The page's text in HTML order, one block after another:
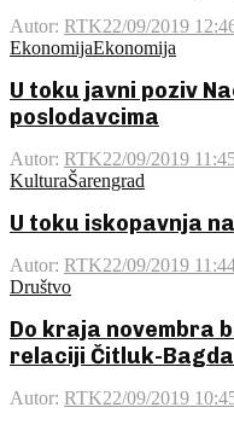
Autor: RTK22/09/2019
EkonomijaEkonomija
U toku javni poziv
poslodavcima
Autor: RTK22/09/2019
KulturaŠarengrad
U toku iskopavnja
Autor: RTK22/09/2019
Društvo
Do kraja novembra
relaciji Čitluk-
Autor: RTK22/09/2019